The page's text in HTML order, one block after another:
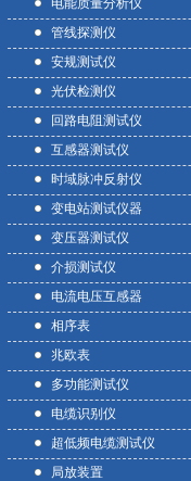
电能质量分析仪
管线探测仪
安规测试仪
光伏检测仪
回路电阻测试仪
互感器测试仪
时域脉冲反射仪
变电站测试仪器
变压器测试仪
介损测试仪
电流电压互感器
相序表
兆欧表
多功能测试仪
电缆识别仪
超低频电缆测试仪
局放装置